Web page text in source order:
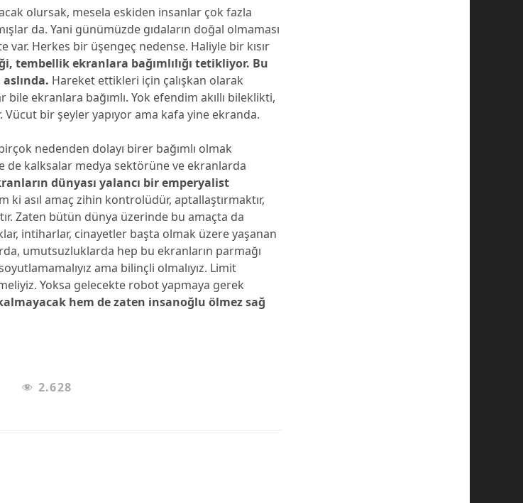
olursak, mesela eskiden insanlar çok fazla
da. Yani günümüzde gıdaların doğal olmaması
Herkes bir üşengeç nedense. Haliyle bir kısır
tembellik ekranlara bağımlılığı tetikliyor. Bu
Hareket ettikleri için çalışkan olarak
ekranlara bağımlı. Yok efendim akıllı bileklikti,
Vücut bir şeyler yapıyor ama kafa yine ekranda.
nedenden dolayı birer bağımlı olmak
de kalksalar medya sektörüne ve ekranlarda
dünyası yalancı bir emperyalist
ki asıl amaç zihin kontrolüdür, aptallaştırmaktır,
Zaten bütün dünya üzerinde bu amaçta da
intiharlar, cinayetler başta olmak üzere yaşanan
umutsuzluklarda hep bu ekranların parmağı
ama bilinçli olmalıyız. Limit
Yoksa gelecekte robot yapmaya gerek
hem de zaten insanoğlu ölmez sağ
2.628